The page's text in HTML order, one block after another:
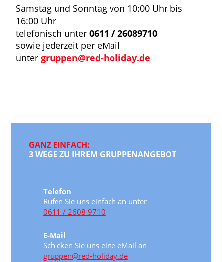
Samstag und Sonntag von 10:00 Uhr bis
16:00 Uhr
telefonisch unter0611 / 26089710
sowie jederzeit per eMail
untergruppen@red-holiday.de
GANZ EINFACH:
3 WEGE ZU IHREM GRUPPENANGEBOT
Telefon
Rufen Sie uns einfach an unter
0611 / 2608 9710
E-Mail
Schicken Sie uns eine eMail an
gruppen@red-holiday.de